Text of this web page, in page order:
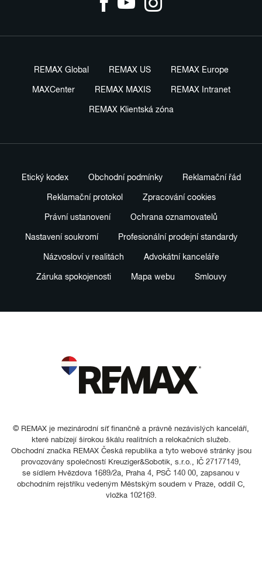
REMAX Global REMAX US REMAX Europe
MAXCenter REMAX MAXIS REMAX Intranet
REMAX Klientská zóna
Etický kodex Obchodní podmínky Reklamační řád
Reklamační protokol Zpracování cookies
Právní ustanovení Ochrana oznamovatelů
Nastavení soukromí Profesionální prodejní standardy
Názvosloví v realitách Advokátní kanceláře
Záruka spokojenosti Mapa webu Smlouvy
© REMAX je mezinárodní síť finančně a právně nezávislých kanceláří,
které nabízejí širokou škálu realitních a relokačních služeb.
Obchodní značka REMAX Česká republika a tyto webové stránky jsou
provozovány společností Kreuziger&Sobotik, s.r.o., IČ 27177149,
se sídlem Hvězdova 1689/2a, Praha 4, PSČ 140 00, zapsanou v
obchodním rejstříku vedeným Městským soudem v Praze, oddíl C,
vložka 102169.